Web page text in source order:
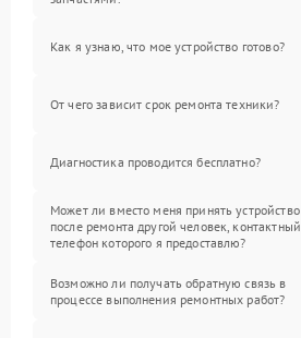
Как я узнаю, что мое устройство готово?
От чего зависит срок ремонта техники?
Диагностика проводится бесплатно?
Может ли вместо меня принять устройство
после ремонта другой человек, контактный
телефон которого я предоставлю?
Возможно ли получать обратную связь в
процессе выполнения ремонтных работ?